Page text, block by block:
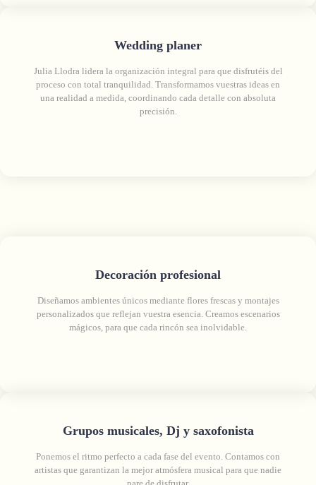
Wedding planer
Julia Llodra lidera la organización integral para que disfrutéis del
proceso con total tranquilidad. Transformamos vuestras ideas en
una realidad a medida, coordinando cada detalle con absoluta
precisión.
Decoración profesional
Diseñamos ambientes únicos mediante flores frescas y montajes
personalizados que reflejan vuestra esencia. Creamos escenarios
mágicos, para que cada rincón sea inolvidable.
Grupos musicales, Dj y saxofonista
Ponemos el ritmo perfecto a cada fase del evento. Contamos con
artistas que garantizan la mejor atmósfera musical para que nadie